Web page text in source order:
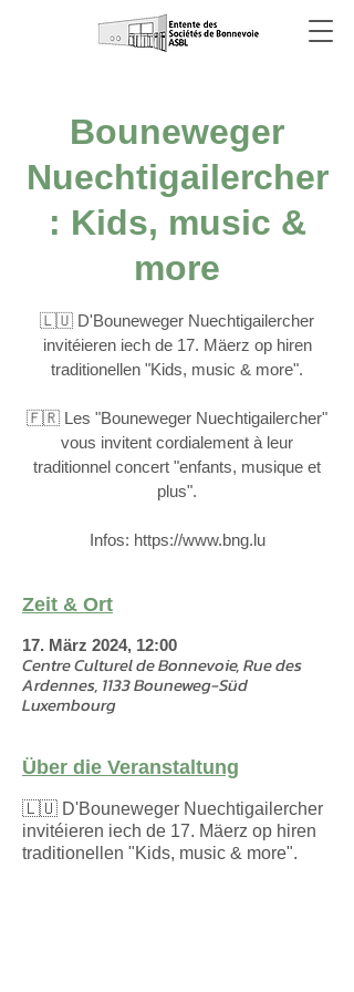
Bouneweger
Nuechtigailercher
: Kids, music &
more
🇱🇺 D'Bouneweger Nuechtigailercher
invitéieren iech de 17. Mäerz op hiren
traditionellen "Kids, music & more".
🇫🇷 Les "Bouneweger Nuechtigailercher"
vous invitent cordialement à leur
traditionnel concert "enfants, musique et
plus".
Infos: https://www.bng.lu
Zeit & Ort
17. März 2024, 12:00
Centre Culturel de Bonnevoie, Rue des
Ardennes, 1133 Bouneweg-Süd
Luxembourg
Über die Veranstaltung
🇱🇺 D'Bouneweger Nuechtigailercher
invitéieren iech de 17. Mäerz op hiren
traditionellen "Kids, music & more".